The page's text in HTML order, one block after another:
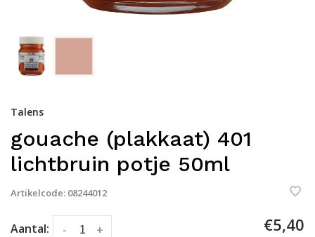
Talens
gouache (plakkaat) 401
lichtbruin potje 50ml
Artikelcode: 08244012
Aantal: +
- €5,40